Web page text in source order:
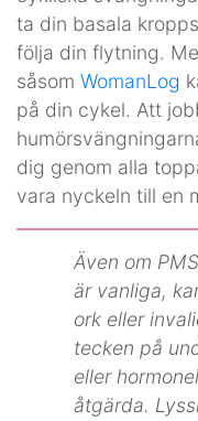
ta din basala
följa din flytning.
såsom WomanLog
på din cykel. Att
dig genom alla
vara nyckeln till en
Även om
är vanliga,
ork eller
tecken på
eller
åtgärda.